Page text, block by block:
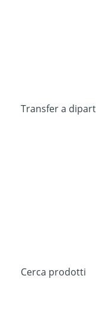
Transfer a
Cerca prodotti